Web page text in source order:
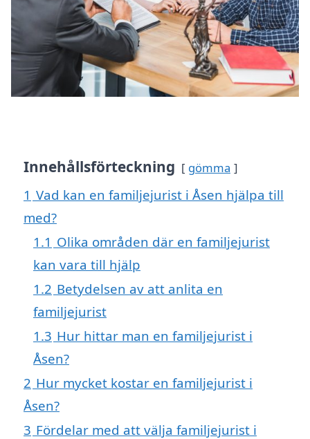
Innehållsförteckning gömma
1 Vad kan en familjejurist i Åsen hjälpa till
med?
1.1 Olika områden där en familjejurist
kan vara till hjälp
1.2 Betydelsen av att anlita en
familjejurist
1.3 Hur hittar man en familjejurist i
Åsen?
2 Hur mycket kostar en familjejurist i
Åsen?
3 Fördelar med att välja familjejurist i